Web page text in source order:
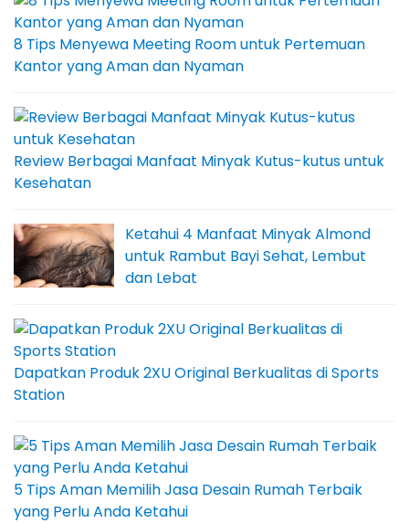
8 Tips Menyewa Meeting Room untuk Pertemuan
Kantor yang Aman dan Nyaman
Review Berbagai Manfaat Minyak Kutus-kutus untuk
Kesehatan
Ketahui 4 Manfaat Minyak Almond
untuk Rambut Bayi Sehat, Lembut
dan Lebat
Dapatkan Produk 2XU Original Berkualitas di Sports
Station
5 Tips Aman Memilih Jasa Desain Rumah Terbaik
yang Perlu Anda Ketahui